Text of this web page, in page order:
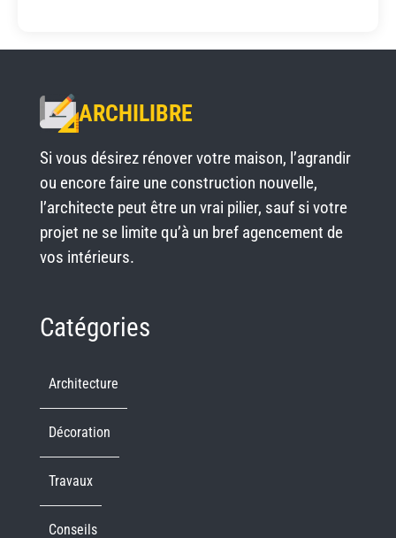
ARCHILIBRE
Si vous désirez rénover votre maison, l’agrandir
ou encore faire une construction nouvelle,
l’architecte peut être un vrai pilier, sauf si votre
projet ne se limite qu’à un bref agencement de
vos intérieurs.
Catégories
Architecture
Décoration
Travaux
Conseils